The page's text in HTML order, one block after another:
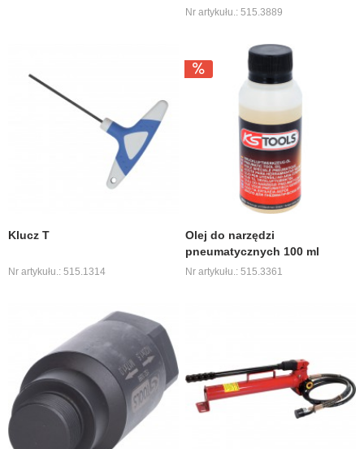
Nr artykułu.: 515.3889
Klucz T
Nr artykułu.: 515.1314
Olej do narzędzi
pneumatycznych 100 ml
Nr artykułu.: 515.3361